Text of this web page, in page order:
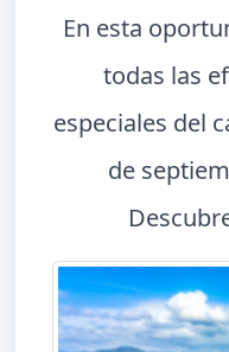
En esta
todas las
especiales del
de